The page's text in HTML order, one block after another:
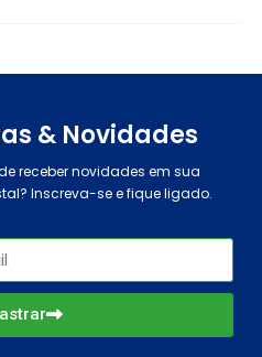
& Novidades
receber novidades em sua
Inscreva-se e fique ligado.